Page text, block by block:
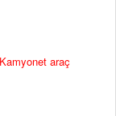
araç